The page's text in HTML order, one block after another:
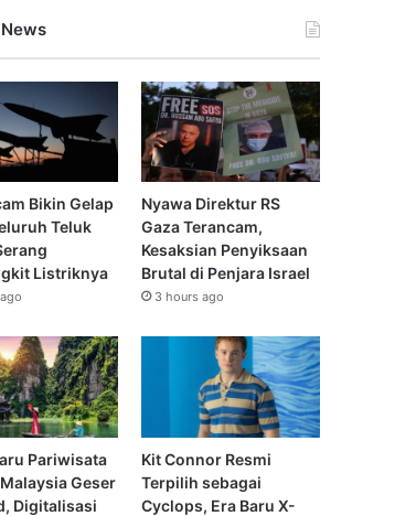
Bikin Gelap
Teluk
Listriknya
Nyawa Direktur RS
Gaza Terancam,
Kesaksian Penyiksaan
Brutal di Penjara Israel
3 hours ago
Pariwisata
Geser
Digitalisasi
Kit Connor Resmi
Terpilih sebagai
Cyclops, Era Baru X-